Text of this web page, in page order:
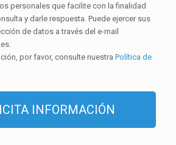
personales que facilite con la finalidad
y darle respuesta. Puede ejercer sus
de datos a través del e-mail
por favor, consulte nuestra Política de